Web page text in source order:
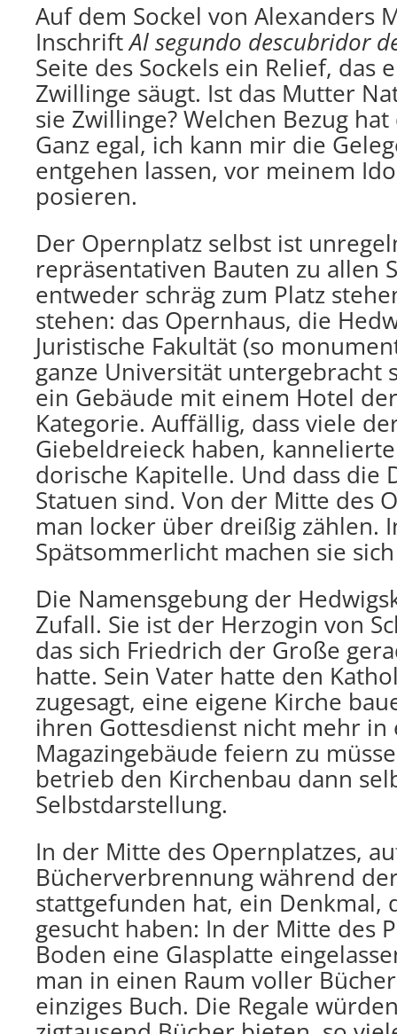
Auf dem Sockel von Alexanders
InschriftAl segundo descubridor
Seite des Sockels ein Relief, das
Zwillinge säugt. Ist das Mutter
sie Zwillinge? Welchen Bezug
Ganz egal, ich kann mir die
entgehen lassen, vor meinem
posieren.
Der Opernplatz selbst ist
repräsentativen Bauten zu allen
entweder schräg zum Platz
stehen: das Opernhaus, die
Juristische Fakultät (so
ganze Universität untergebracht
ein Gebäude mit einem Hotel
Kategorie. Auffällig, dass viele
Giebeldreieck haben,
dorische Kapitelle. Und dass die
Statuen sind. Von der Mitte des
man locker über dreißig zählen.
Spätsommerlicht machen sie
Die Namensgebung der
Zufall. Sie ist der Herzogin von
das sich Friedrich der Große
hatte. Sein Vater hatte den
zugesagt, eine eigene Kirche
ihren Gottesdienst nicht mehr in
Magazingebäude feiern zu
betrieb den Kirchenbau dann
Selbstdarstellung.
In der Mitte des Opernplatzes,
Bücherverbrennung während
stattgefunden hat, ein Denkmal,
gesucht haben: In der Mitte des
Boden eine Glasplatte
man in einen Raum voller
einziges Buch. Die Regale